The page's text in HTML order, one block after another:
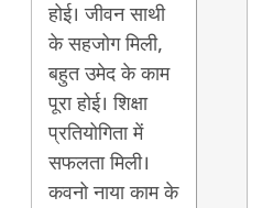
होई। जीवन साथी
के सहजोग मिली,
बहुत उमेद के काम
पूरा होई। शिक्षा
प्रतियोगिता में
सफलता मिली।
कवनो नाया काम के